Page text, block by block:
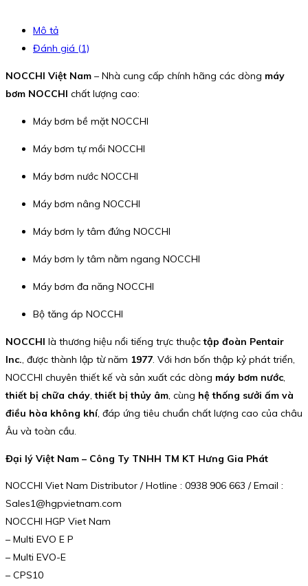
Mô tả
Đánh giá (1)
NOCCHI Việt Nam – Nhà cung cấp chính hãng các dòng máy
bơm NOCCHI chất lượng cao:
Máy bơm bề mặt NOCCHI
Máy bơm tự mồi NOCCHI
Máy bơm nước NOCCHI
Máy bơm nâng NOCCHI
Máy bơm ly tâm đứng NOCCHI
Máy bơm ly tâm nằm ngang NOCCHI
Máy bơm đa năng NOCCHI
Bộ tăng áp NOCCHI
NOCCHI là thương hiệu nổi tiếng trực thuộctập đoàn Pentair
Inc., được thành lập từ năm 1977. Với hơn bốn thập kỷ phát triển,
NOCCHI chuyên thiết kế và sản xuất các dòng máy bơm nước,
thiết bị chữa cháy,thiết bị thủy âm, cùng hệ thống sưởi ấm và
điều hòa không khí, đáp ứng tiêu chuẩn chất lượng cao của châu
Âu và toàn cầu.
Đại lý Việt Nam – Công Ty TNHH TM KT Hưng Gia Phát
NOCCHI Viet Nam Distributor / Hotline : 0938 906 663 / Email :
Sales1@hgpvietnam.com
NOCCHI HGP Viet Nam
– Multi EVO E P
– Multi EVO-E
– CPS10